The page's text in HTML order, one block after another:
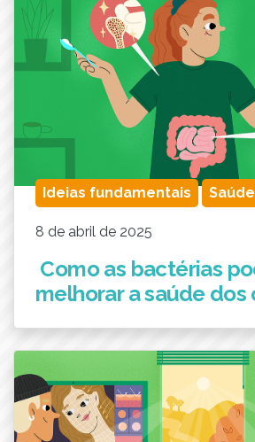
Ideias fundamentais
8 de abril de 2025
Como as bactérias
melhorar a saúde dos